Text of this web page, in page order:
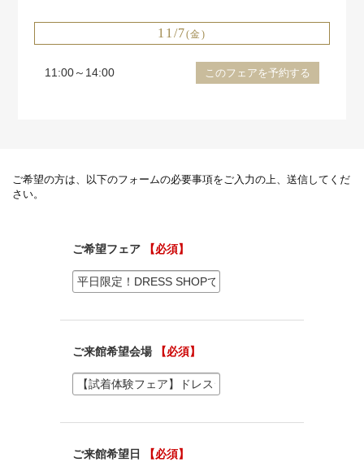
11/7(金)
11:00～14:00 このフェアを予約する